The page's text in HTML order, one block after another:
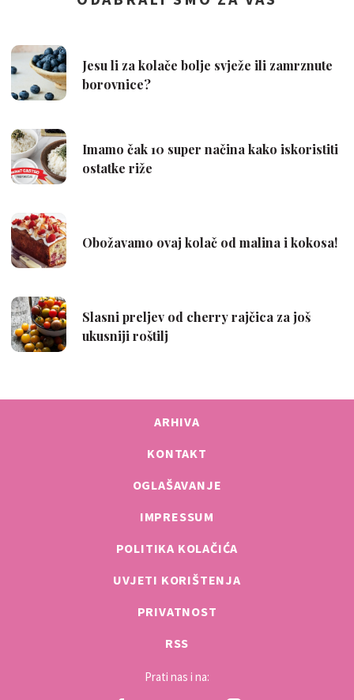
ARHIVA
KONTAKT
OGLAŠAVANJE
IMPRESSUM
POLITIKA KOLAČIĆA
UVJETI KORIŠTENJA
PRIVATNOST
RSS
Prati nas i na: